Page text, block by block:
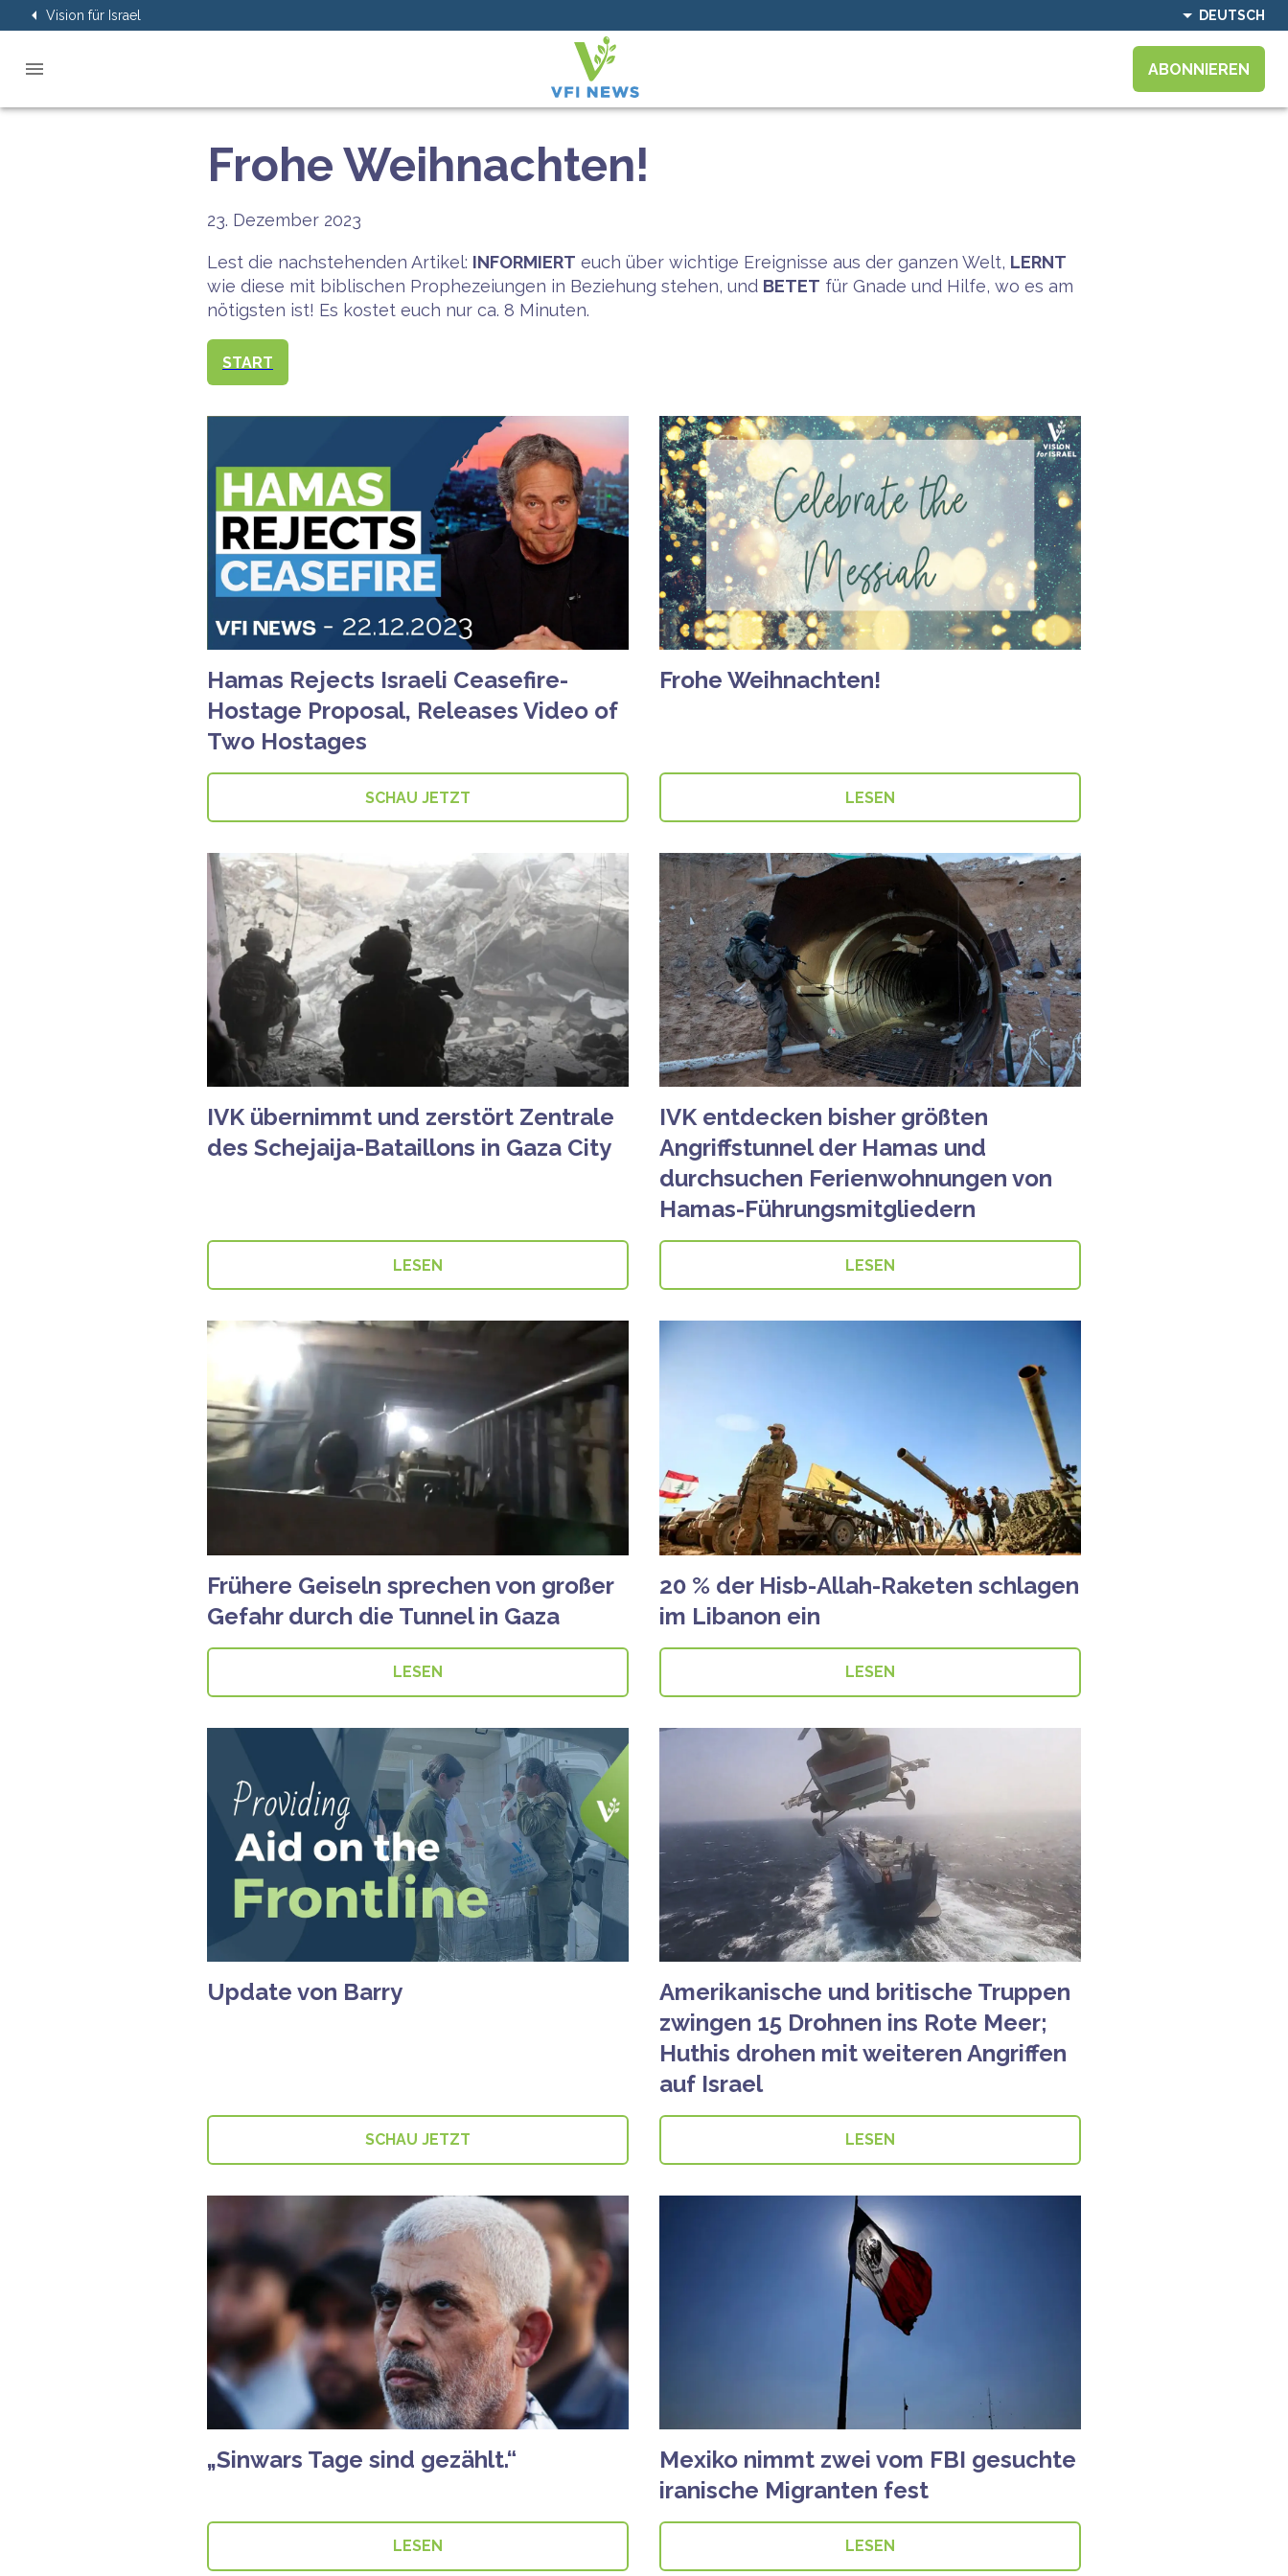
Vision für Israel DEUTSCH
ABONNIEREN
Frohe Weihnachten!
23. Dezember 2023
Lest die nachstehenden Artikel: INFORMIERT euch über wichtige Ereignisse aus der ganzen Welt, LERNT
wie diese mit biblischen Prophezeiungen in Beziehung stehen, und BETET für Gnade und Hilfe, wo es am
nötigsten ist! Es kostet euch nur ca. 8 Minuten.
START
Hamas Rejects Israeli Ceasefire-
Hostage Proposal, Releases Video of
Two Hostages
SCHAU JETZT
Frohe Weihnachten!
LESEN
IVK übernimmt und zerstört Zentrale
des Schejaija-Bataillons in Gaza City
LESEN
IVK entdecken bisher größten
Angriffstunnel der Hamas und
durchsuchen Ferienwohnungen von
Hamas-Führungsmitgliedern
LESEN
Frühere Geiseln sprechen von großer
Gefahr durch die Tunnel in Gaza
LESEN
20 % der Hisb-Allah-Raketen schlagen
im Libanon ein
LESEN
Update von Barry
SCHAU JETZT
Amerikanische und britische Truppen
zwingen 15 Drohnen ins Rote Meer;
Huthis drohen mit weiteren Angriffen
auf Israel
LESEN
„Sinwars Tage sind gezählt.“
LESEN
Mexiko nimmt zwei vom FBI gesuchte
iranische Migranten fest
LESEN